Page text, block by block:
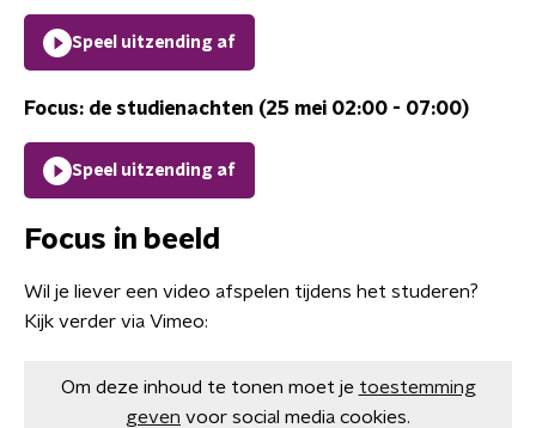
Speel uitzending af
Focus: de studienachten (25 mei 02:00 - 07:00)
Speel uitzending af
Focus in beeld
Wil je liever een video afspelen tijdens het studeren?
Kijk verder via Vimeo:
Om deze inhoud te tonen moet je toestemming
geven voor social media cookies.